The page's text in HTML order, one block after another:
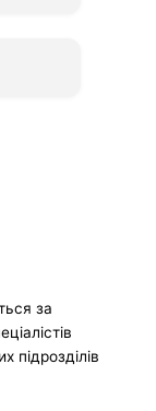
за
підрозділів